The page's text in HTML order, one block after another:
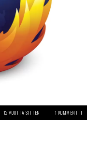
12 VUOTTA SITTEN 1 KOMMENTTI